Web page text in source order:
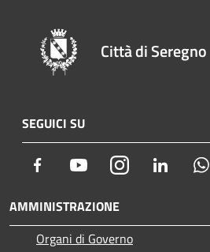
Città di Seregno
SEGUICI SU
Facebook YoutubeInstagram LinkedIn
AMMINISTRAZIONE
Organi di Governo